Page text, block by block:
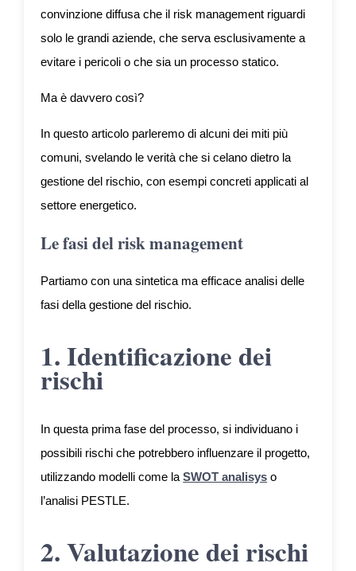
convinzione diffusa che il risk management riguardi
solo le grandi aziende, che serva esclusivamente a
evitare i pericoli o che sia un processo statico.
Ma è davvero così?
In questo articolo parleremo di alcuni dei miti più
comuni, svelando le verità che si celano dietro la
gestione del rischio, con esempi concreti applicati al
settore energetico.
Le fasi del risk management
Partiamo con una sintetica ma efficace analisi delle
fasi della gestione del rischio.
1. Identificazione dei
rischi
In questa prima fase del processo, si individuano i
possibili rischi che potrebbero influenzare il progetto,
utilizzando modelli come laSWOT analisys o
l’analisi PESTLE.
2. Valutazione dei rischi